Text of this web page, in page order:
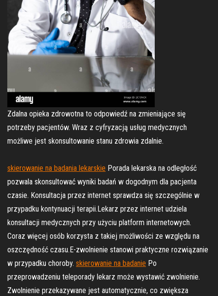
Zdalna opieka zdrowotna to odpowiedź na zmieniające się
potrzeby pacjentów. Wraz z cyfryzacją usług medycznych
możliwe jest skonsultowanie stanu zdrowia zdalnie.
skierowanie na badania lekarskie Porada lekarska na odległość
pozwala skonsultować wyniki badań w dogodnym dla pacjenta
czasie. Konsultacja przez internet sprawdza się szczególnie w
przypadku kontynuacji terapii.Lekarz przez internet udziela
konsultacji medycznych przy użyciu platform internetowych.
Coraz więcej osób korzysta z takiej możliwości ze względu na
oszczędność czasu.E-zwolnienie stanowi praktyczne rozwiązanie
w przypadku choroby. skierowanie na badanie Po
przeprowadzeniu teleporady lekarz może wystawić zwolnienie.
Zwolnienie przekazywane jest automatycznie, co zwiększa